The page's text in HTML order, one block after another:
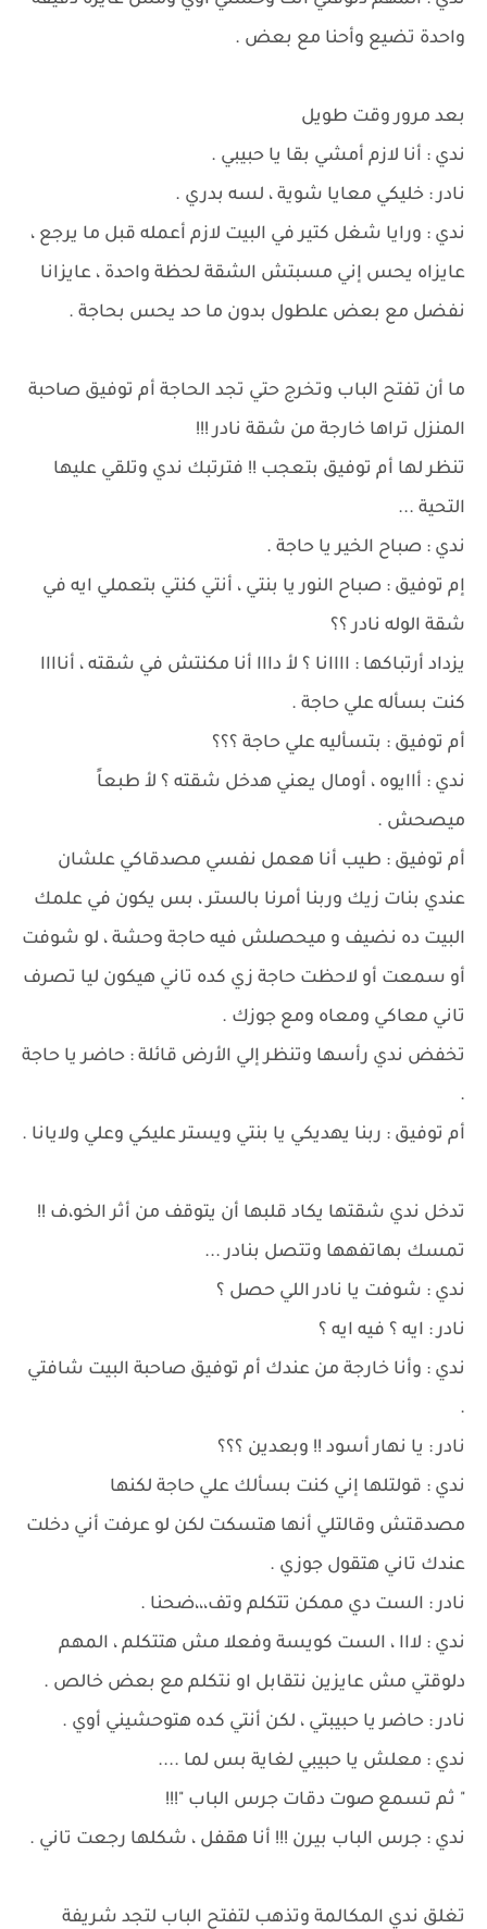
واحدة تضيع وأحنا مع بعض .
بعد مرور وقت طويل
ندي : أنا لازم أمشي بقا يا حبيبي .
نادر : خليكي معايا شوية ، لسه بدري .
ندي : ورايا شغل كتير في البيت لازم أعمله قبل ما يرجع ،
عايزاه يحس إني مسبتش الشقة لحظة واحدة ، عايزانا
نفضل مع بعض علطول بدون ما حد يحس بحاجة .
ما أن تفتح الباب وتخرج حتي تجد الحاجة أم توفيق صاحبة
المنزل تراها خارجة من شقة نادر !!!
تنظر لها أم توفيق بتعجب !! فترتبك ندي وتلقي عليها
التحية ...
ندي : صباح الخير يا حاجة .
إم توفيق : صباح النور يا بنتي ، أنتي كنتي بتعملي ايه في
شقة الوله نادر ؟؟
يزداد أرتباكها : اااانا ؟ لأ دااا أنا مكنتش في شقته ، أناااا
كنت بسأله علي حاجة .
أم توفيق : بتسأليه علي حاجة ؟؟؟
ندي : أاايوه ، أومال يعني هدخل شقته ؟ لأ طبعاً
ميصحش .
أم توفيق : طيب أنا هعمل نفسي مصدقاكي علشان
عندي بنات زيك وربنا أمرنا بالستر ، بس يكون في علمك
البيت ده نضيف و ميحصلش فيه حاجة وحشة ، لو شوفت
أو سمعت أو لاحظت حاجة زي كده تاني هيكون ليا تصرف
تاني معاكي ومعاه ومع جوزك .
تخفض ندي رأسها وتنظر إلي الأرض قائلة : حاضر يا حاجة
.
أم توفيق : ربنا يهديكي يا بنتي ويستر عليكي وعلي ولايانا .
تدخل ندي شقتها يكاد قلبها أن يتوقف من أثر الخو،ف !!
تمسك بهاتفهها وتتصل بنادر ...
ندي : شوفت يا نادر اللي حصل ؟
نادر : ايه ؟ فيه ايه ؟
ندي : وأنا خارجة من عندك أم توفيق صاحبة البيت شافتي
.
نادر : يا نهار أسود !! وبعدين ؟؟؟
ندي : قولتلها إني كنت بسألك علي حاجة لكنها
مصدقتش وقالتلي أنها هتسكت لكن لو عرفت أني دخلت
عندك تاني هتقول جوزي .
نادر : الست دي ممكن تتكلم وتف،،،ضحنا .
ندي : لااا ، الست كويسة وفعلا مش هتتكلم ، المهم
دلوقتي مش عايزين نتقابل او نتكلم مع بعض خالص .
نادر : حاضر يا حبيبتي ، لكن أنتي كده هتوحشيني أوي .
ندي : معلش يا حبيبي لغاية بس لما ....
" ثم تسمع صوت دقات جرس الباب "!!!
ندي : جرس الباب بيرن !!! أنا هقفل ، شكلها رجعت تاني .
تغلق ندي المكالمة وتذهب لتفتح الباب لتجد شريفة